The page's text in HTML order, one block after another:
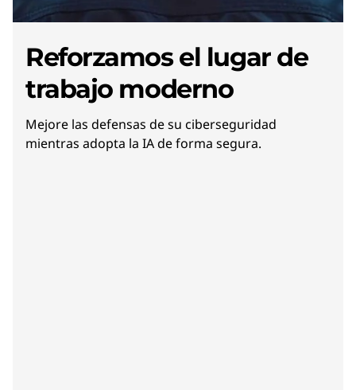
Reforzamos el lugar de
trabajo moderno
Mejore las defensas de su ciberseguridad
mientras adopta la IA de forma segura.